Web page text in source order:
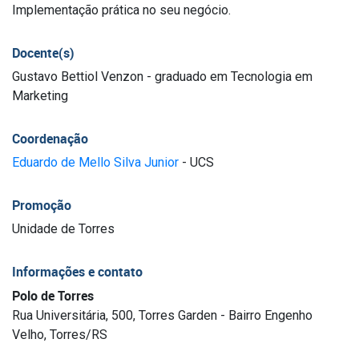
Implementação prática no seu negócio.
Docente(s)
Gustavo Bettiol Venzon - graduado em Tecnologia em
Marketing
Coordenação
Eduardo de Mello Silva Junior - UCS
Promoção
Unidade de Torres
Informações e contato
Polo de Torres
Rua Universitária, 500, Torres Garden - Bairro Engenho
Velho, Torres/RS